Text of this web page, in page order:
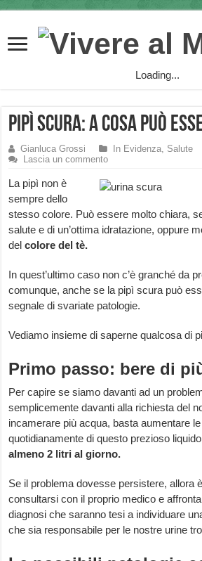
Loading...
Pipì scura: a cosa può
Gianluca Grossi In Evidenza, Salute
Lascia un commento
La pipì non è
sempre dello
stesso colore. Può essere molto chiara,
salute e di un’ottima idratazione, oppure
delcolore del tè.
In quest’ultimo caso non c’è granché da
comunque, anche se la pipì scura può
segnale di svariate patologie.
Vediamo insieme di saperne qualcosa di
Primo passo: bere di
Per capire se siamo davanti ad un
semplicemente davanti alla richiesta del
incamerare più acqua, basta aumentare
quotidianamente di questo prezioso
almeno 2 litri al giorno.
Se il problema dovesse persistere, allora
consultarsi con il proprio medico e
diagnosi che saranno tesi a individuare
che sia responsabile per le nostre urine